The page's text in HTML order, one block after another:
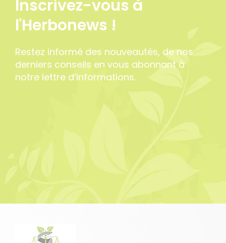
Inscrivez-vous à
l'Herbonews !
Restez informé des nouveautés, de nos
derniers conseils en vous abonnant à
notre lettre d’informations.